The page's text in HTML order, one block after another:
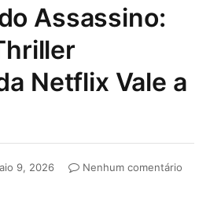
Assassino:
Netflix Vale a
9, 2026
Nenhum comentário